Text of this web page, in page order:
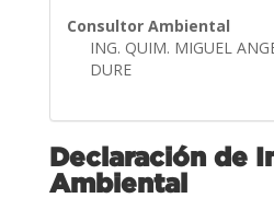
Consultor Ambiental
ING. QUIM. MIGUEL
DURE
Declaración de
Ambiental